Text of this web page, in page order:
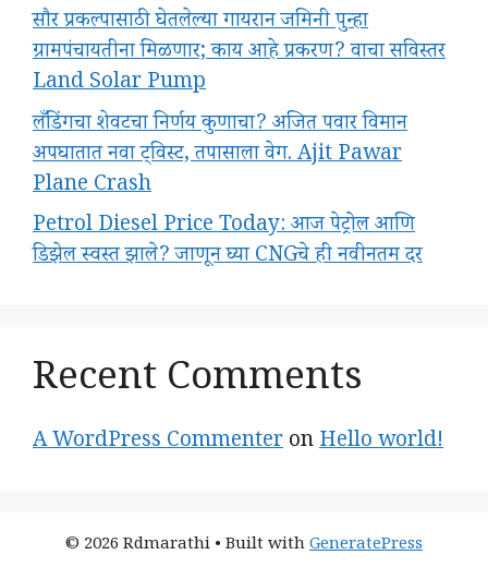
सौर प्रकल्पासाठी घेतलेल्या गायरान जमिनी पुन्हा
ग्रामपंचायतीना मिळणार; काय आहे प्रकरण? वाचा सविस्तर
Land Solar Pump
लँडिंगचा शेवटचा निर्णय कुणाचा? अजित पवार विमान
अपघातात नवा ट्विस्ट, तपासाला वेग. Ajit Pawar
Plane Crash
Petrol Diesel Price Today: आज पेट्रोल आणि
डिझेल स्वस्त झाले? जाणून घ्या CNGचे ही नवीनतम दर
Recent Comments
A WordPress Commenter onHello world!
© 2026 Rdmarathi • Built withGeneratePress